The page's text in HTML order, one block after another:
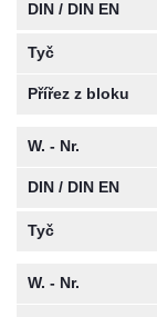
DIN / DIN EN
Tyč
Přířez z bloku
W. - Nr.
DIN / DIN EN
Tyč
W. - Nr.